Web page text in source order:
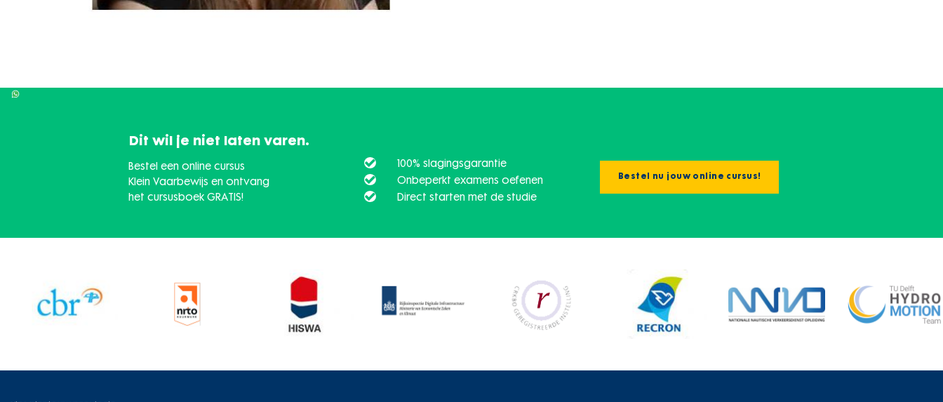
Dit wil je niet laten varen.
Bestel een online cursus
Klein Vaarbewijs en ontvang
het cursusboek GRATIS!
100% slagingsgarantie
Onbeperkt examens oefenen
Direct starten met de studie
Bestel nu jouw online cursus!